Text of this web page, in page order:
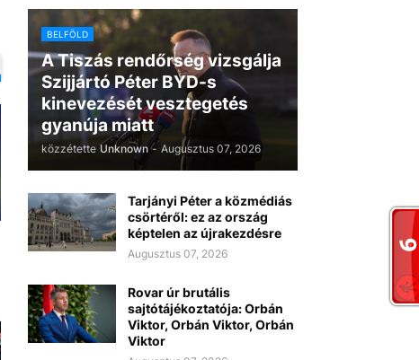
BELFÖLD
A Tiszás rendőrség vizsgálja
Szijjártó Péter BYD-s
kinevezését vesztegetés
gyanúja miatt
közzétette Unknown - Augusztus 07, 2026
Tarjányi Péter a közmédiás
csörtéről: ez az ország
képtelen az újrakezdésre
Augusztus 07, 2026
Rovar úr brutális
sajtótájékoztatója: Orbán
Viktor, Orbán Viktor, Orbán
Viktor